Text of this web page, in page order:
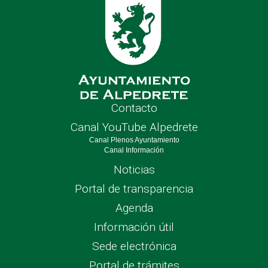
Contacto
Canal YouTube Alpedrete
Canal Plenos Ayuntamiento
Canal Información
Noticias
Portal de transparencia
Agenda
Información útil
Sede electrónica